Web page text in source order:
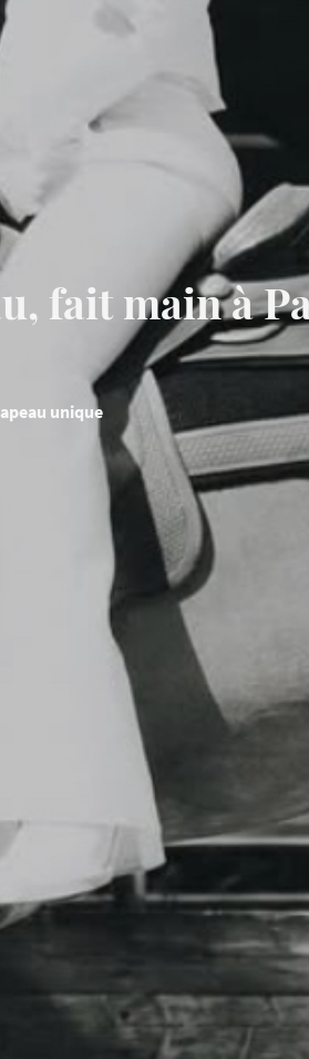
fait main à
unique